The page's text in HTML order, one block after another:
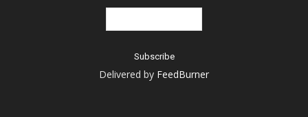
Delivered by FeedBurner